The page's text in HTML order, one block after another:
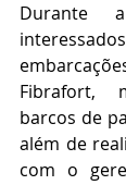
Durante
Fibrafort,
barcos de
além de
com o